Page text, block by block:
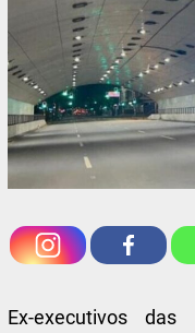
Ex-executivos das